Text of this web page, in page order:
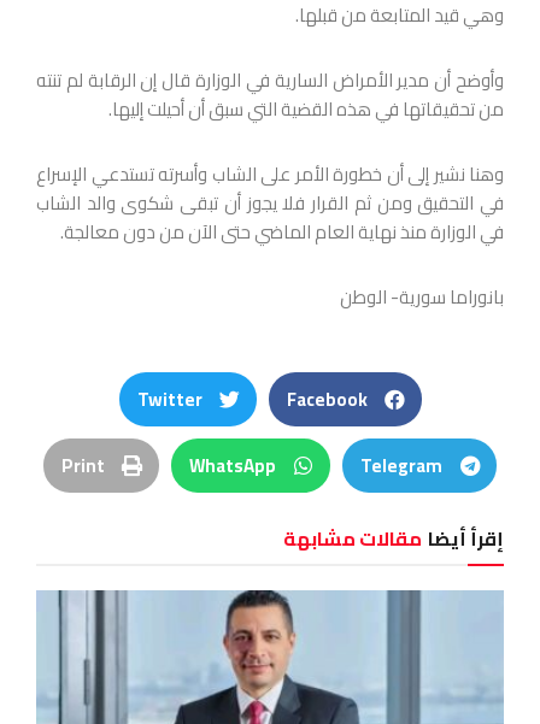
وهي قيد المتابعة من قبلها.
وأوضح أن مدير الأمراض السارية في الوزارة قال إن الرقابة لم تنته
من تحقيقاتها في هذه القضية التي سبق أن أحيلت إليها.
وهنا نشير إلى أن خطورة الأمر على الشاب وأسرته تستدعي الإسراع
في التحقيق ومن ثم القرار فلا يجوز أن تبقى شكوى والد الشاب
في الوزارة منذ نهاية العام الماضي حتى الآن من دون معالجة.
بانوراما سورية- الوطن
Facebook
Twitter
Telegram
WhatsApp
Print
إقرأ أيضا مقالات مشابهة